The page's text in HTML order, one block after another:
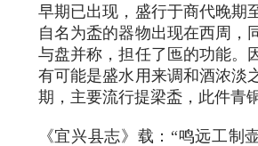
早期已出现，盛行于商代晚期
自名为盉的器物出现在西周，
与盘并称，担任了匜的功能。
有可能是盛水用来调和酒浓淡
期，主要流行提梁盉，此件青
《宜兴县志》载：“鸣远工制